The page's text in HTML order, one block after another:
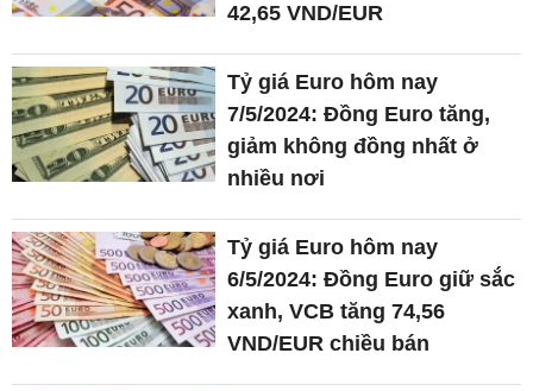
42,65 VND/EUR
Tỷ giá Euro hôm nay
7/5/2024: Đồng Euro tăng,
giảm không đồng nhất ở
nhiều nơi
Tỷ giá Euro hôm nay
6/5/2024: Đồng Euro giữ sắc
xanh, VCB tăng 74,56
VND/EUR chiều bán